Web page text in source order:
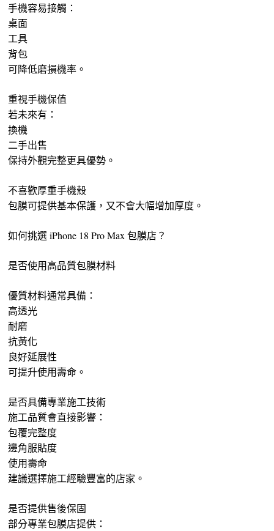
手機容易接觸：
桌面
工具
背包
可降低磨損機率。
重視手機保值
若未來有：
換機
二手出售
保持外觀完整更具優勢。
不喜歡厚重手機殼
包膜可提供基本保護，又不會大幅增加厚度。
如何挑選 iPhone 18 Pro Max 包膜店？
是否使用高品質包膜材料
優質材料通常具備：
高透光
耐磨
抗黃化
良好延展性
可提升使用壽命。
是否具備專業施工技術
施工品質會直接影響：
包覆完整度
邊角服貼度
使用壽命
建議選擇施工經驗豐富的店家。
是否提供售後保固
部分專業包膜店提供：